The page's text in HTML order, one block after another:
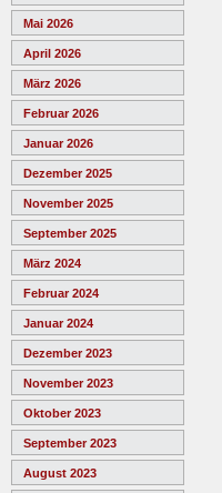
Mai 2026
April 2026
März 2026
Februar 2026
Januar 2026
Dezember 2025
November 2025
September 2025
März 2024
Februar 2024
Januar 2024
Dezember 2023
November 2023
Oktober 2023
September 2023
August 2023